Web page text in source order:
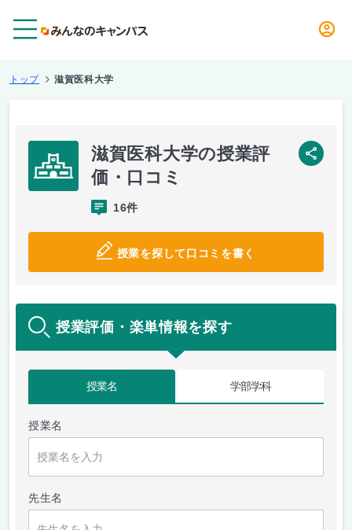
トップ 滋賀医科大学
滋賀医科大学の授業評
価・口コミ
16件
授業を探して口コミを書く
SNS
授業評価・楽単情報を探す
授業名 学部学科
授業名
先生名